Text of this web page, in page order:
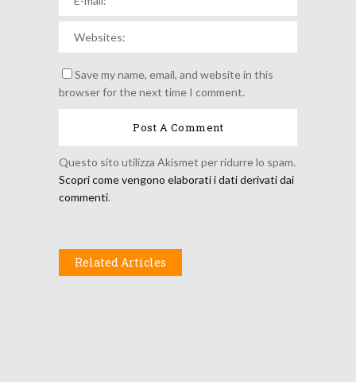
Save my name, email, and website in this
browser for the next time I comment.
Questo sito utilizza Akismet per ridurre lo spam.
Scopri come vengono elaborati i dati derivati dai
commenti.
Related Articles